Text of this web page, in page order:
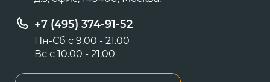
+7 (495) 374-91-52
Пн-Сб с 9.00 - 21.00
Вс с 10.00 - 21.00